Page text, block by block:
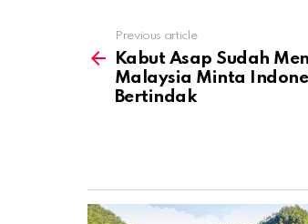
more
Previous article
Kabut Asap Sudah
Malaysia Minta
Bertindak